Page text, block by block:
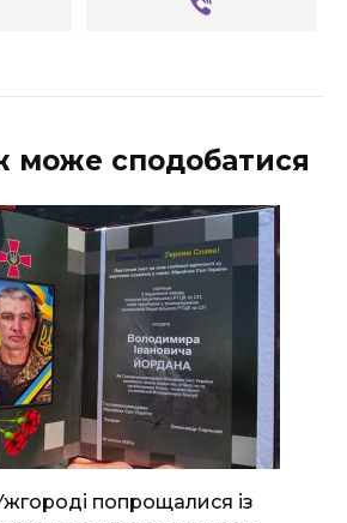
може сподобатися
попрощалися із